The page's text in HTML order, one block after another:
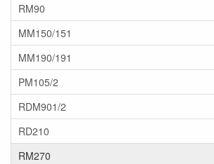
RM90
MM150/151
MM190/191
PM105/2
RDM901/2
RD210
RM270